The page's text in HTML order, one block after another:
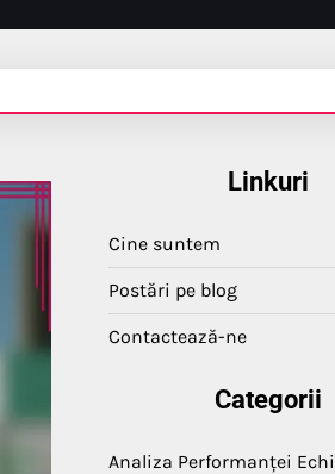
Linkuri
Cine suntem
Postări pe blog
Contactează-ne
Categorii
Analiza Performanței